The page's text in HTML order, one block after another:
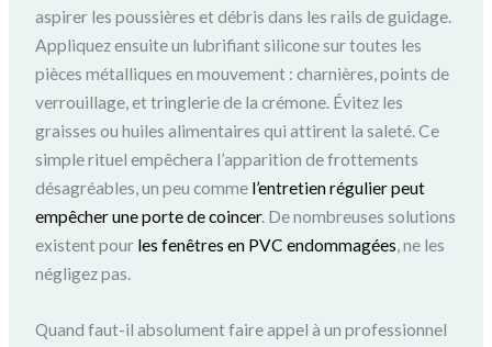
aspirer les poussières et débris dans les rails de guidage.
Appliquez ensuite un lubrifiant silicone sur toutes les
pièces métalliques en mouvement : charnières, points de
verrouillage, et tringlerie de la crémone. Évitez les
graisses ou huiles alimentaires qui attirent la saleté. Ce
simple rituel empêchera l’apparition de frottements
désagréables, un peu comme l’entretien régulier peut
empêcher une porte de coincer. De nombreuses solutions
existent pour les fenêtres en PVC endommagées, ne les
négligez pas.
Quand faut-il absolument faire appel à un professionnel